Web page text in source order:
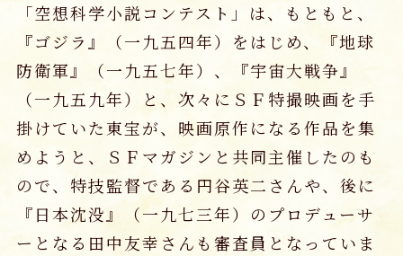
「空想科学小説コンテスト」は、もともと、
『ゴジラ』（一九五四年）をはじめ、『地球
防衛軍』（一九五七年）、『宇宙大戦争』
（一九五九年）と、次々にＳＦ特撮映画を手
掛けていた東宝が、映画原作になる作品を集
めようと、ＳＦマガジンと共同主催したのも
ので、特技監督である円谷英二さんや、後に
『日本沈没』（一九七三年）のプロデューサ
ーとなる田中友幸さんも審査員となっていま